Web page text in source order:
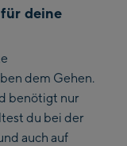
deine
dem Gehen.
benötigt nur
du bei der
auch auf